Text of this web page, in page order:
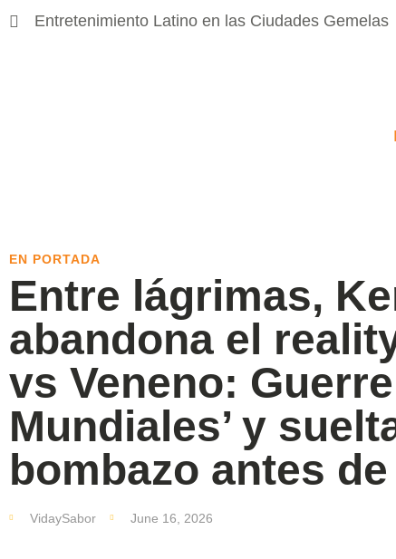
Entretenimiento Latino en las Ciudades Gemelas
EN PORTADA
Entre lágrimas,
abandona el
vs Veneno:
Mundiales’ y
bombazo antes
VidaySabor June 16, 2026